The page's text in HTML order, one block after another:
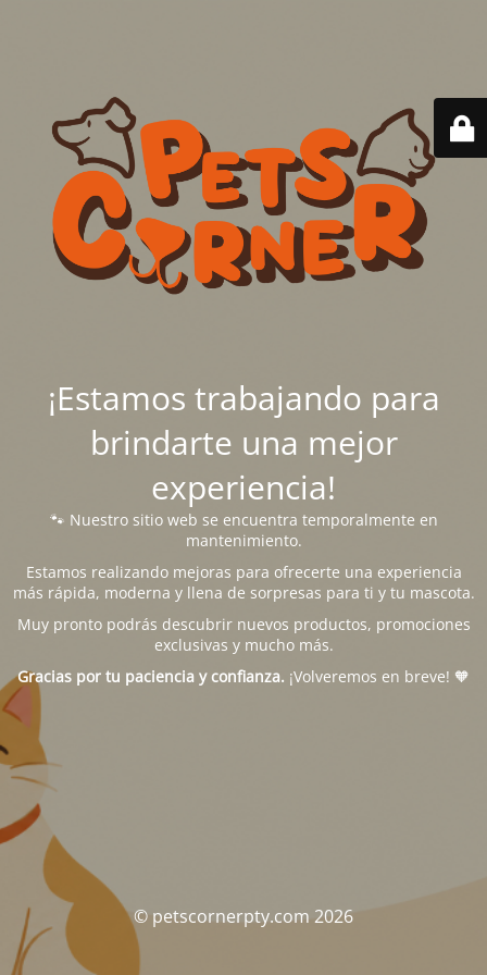
¡Estamos trabajando para
brindarte una mejor
experiencia!
🐾 Nuestro sitio web se encuentra temporalmente en
mantenimiento.
Estamos realizando mejoras para ofrecerte una experiencia
más rápida, moderna y llena de sorpresas para ti y tu mascota.
Muy pronto podrás descubrir nuevos productos, promociones
exclusivas y mucho más.
Gracias por tu paciencia y confianza. ¡Volveremos en breve! 🧡
© petscornerpty.com 2026